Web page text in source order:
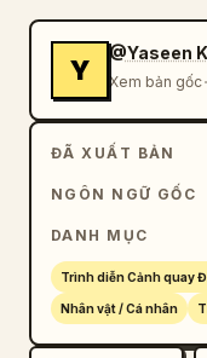
Y
@Yaseen
Xem bản gốc
ĐÃ XUẤT BẢN
NGÔN NGỮ GỐC
DANH MỤC
Trình diễn Cảnh quay
Nhân vật / Cá nhân